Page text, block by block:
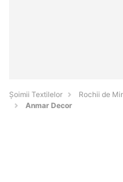
Șoimii Textilelor
Rochii de
Anmar Decor